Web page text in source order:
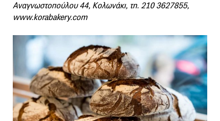
Αναγνωστοπούλου 44, Κολωνάκι, τη. 210 3627855,
www.korabakery.com